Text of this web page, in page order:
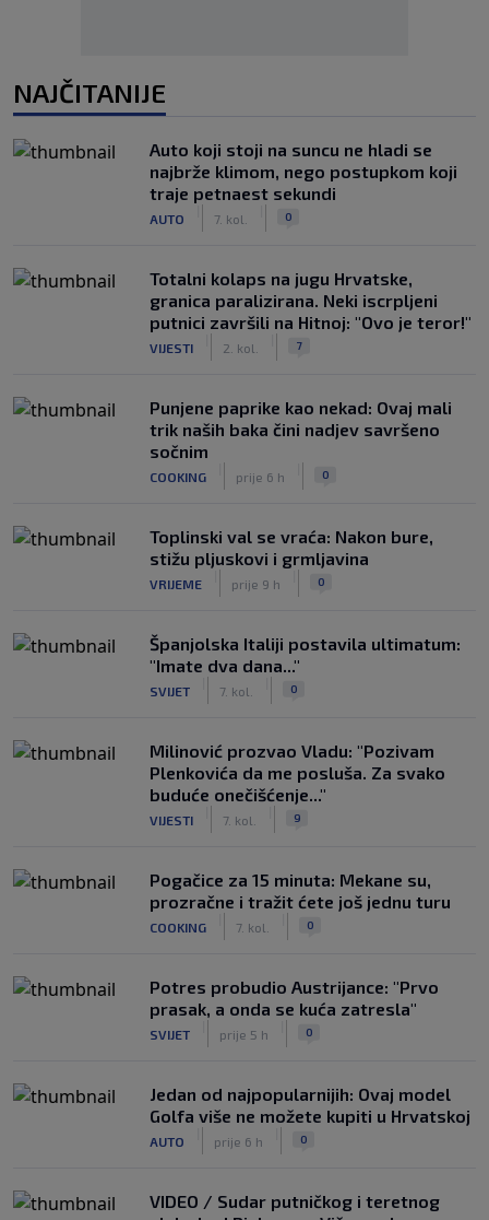
NAJČITANIJE
Auto koji stoji na suncu ne hladi se
najbrže klimom, nego postupkom koji
traje petnaest sekundi
AUTO 7. kol. 0
Totalni kolaps na jugu Hrvatske,
granica paralizirana. Neki iscrpljeni
putnici završili na Hitnoj: "Ovo je teror!"
VIJESTI 2. kol. 7
Punjene paprike kao nekad: Ovaj mali
trik naših baka čini nadjev savršeno
sočnim
COOKING prije 6 h 0
Toplinski val se vraća: Nakon bure,
stižu pljuskovi i grmljavina
VRIJEME prije 9 h 0
Španjolska Italiji postavila ultimatum:
"Imate dva dana..."
SVIJET 7. kol. 0
Milinović prozvao Vladu: "Pozivam
Plenkovića da me posluša. Za svako
buduće onečišćenje..."
VIJESTI 7. kol. 9
Pogačice za 15 minuta: Mekane su,
prozračne i tražit ćete još jednu turu
COOKING 7. kol. 0
Potres probudio Austrijance: "Prvo
prasak, a onda se kuća zatresla"
SVIJET prije 5 h 0
Jedan od najpopularnijih: Ovaj model
Golfa više ne možete kupiti u Hrvatskoj
AUTO prije 6 h 0
VIDEO / Sudar putničkog i teretnog